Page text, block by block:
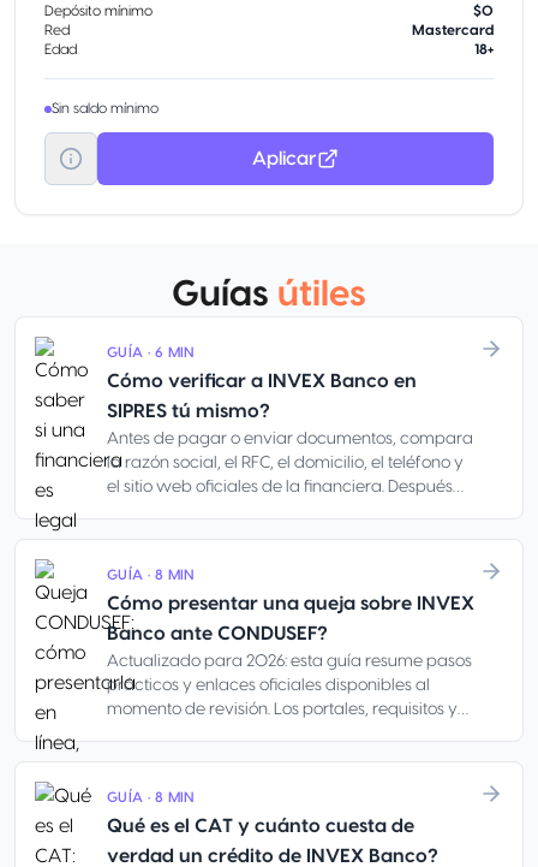
Depósito mínimo
$0
Red
Mastercard
Edad
18+
Sin saldo mínimo
Aplicar
Guías útiles
GUÍA · 6 MIN
Cómo verificar a INVEX Banco en
SIPRES tú mismo?
Antes de pagar o enviar documentos, compara
la razón social, el RFC, el domicilio, el teléfono y
el sitio web oficiales de la financiera. Después
página bien hecha o un WhatsApp amable no
prueban que la oferta sea real.
GUÍA · 8 MIN
Cómo presentar una queja sobre INVEX
Banco ante CONDUSEF?
Actualizado para 2026: esta guía resume pasos
prácticos y enlaces oficiales disponibles al
momento de revisión. Los portales, requisitos y
CONDUSEF y de la institución financiera. Es
información orientativa, no asesoría legal: los
plazos legales, los dictámenes técnicos, las vías
GUÍA · 8 MIN
Qué es el CAT y cuánto cuesta de
verdad un crédito de INVEX Banco?